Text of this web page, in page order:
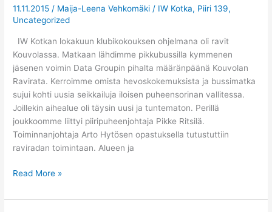
11.11.2015 / Maija-Leena Vehkomäki / IW Kotka, Piiri 139,
Uncategorized
IW Kotkan lokakuun klubikokouksen ohjelmana oli ravit
Kouvolassa. Matkaan lähdimme pikkubussilla kymmenen
jäsenen voimin Data Groupin pihalta määränpäänä Kouvolan
Ravirata. Kerroimme omista hevoskokemuksista ja bussimatka
sujui kohti uusia seikkailuja iloisen puheensorinan vallitessa.
Joillekin aihealue oli täysin uusi ja tuntematon. Perillä
joukkoomme liittyi piiripuheenjohtaja Pikke Ritsilä.
Toiminnanjohtaja Arto Hytösen opastuksella tutustuttiin
raviradan toimintaan. Alueen ja
15.10.2015
Read More »